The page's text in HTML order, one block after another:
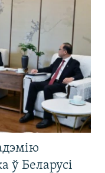
ў Беларусі